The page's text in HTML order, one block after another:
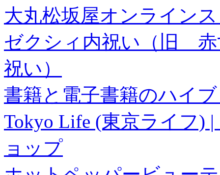
大丸松坂屋オンライン
ゼクシィ内祝い（旧 赤
祝い）
書籍と電子書籍のハイ
Tokyo Life (東京ライフ)
ョップ